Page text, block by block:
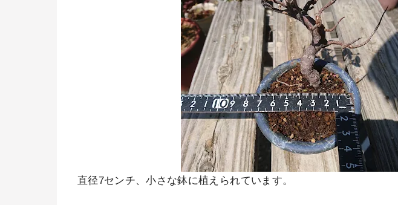
直径7センチ、小さな鉢に植えられています。